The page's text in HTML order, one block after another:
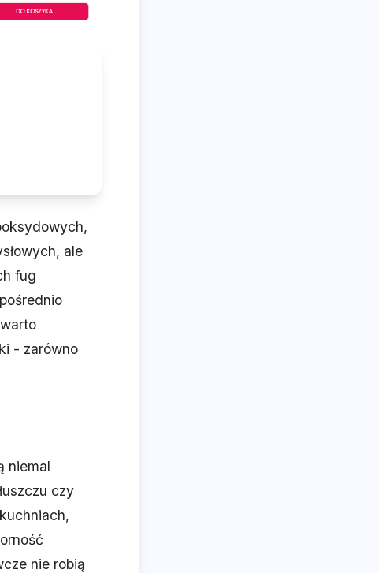
ale
fug
- zarówno
niemal
czy
nie robią